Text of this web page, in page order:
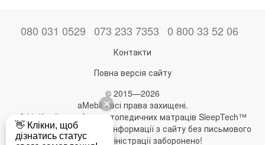
власників невеликих приміщень. Ця модель не займає дуже
багато місця і красиво виглядає, доповнюючи загальну
обстановку інтер'єру. Однак важливо врахувати, що для
відкриття дверей шафи потрібен простір.
Чим приваблива дводверна шафа
Класична модель, як і раніше, користується популярністю
на ринку завдяки безлічі переваг, незважаючи на наявність
різноманітних систем для зберігання одягу, як відкритих,
так і закритих.
080 031 0529 073 233 7353 0 800 33 52 06
Контакти
Повна версія сайту
© 2015—2026
aMebli - всі права захищені.
Офіційний виробник ортопедичних матраців SleepTech™
Будь-яке використання інформації з сайту без письмового
дозволу адміністрації заборонено!